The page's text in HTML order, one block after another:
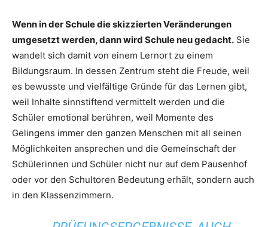
Wenn in der Schule die skizzierten Veränderungen
umgesetzt werden, dann wird Schule neu gedacht. Sie
wandelt sich damit von einem Lernort zu einem
Bildungsraum. In dessen Zentrum steht die Freude, weil
es bewusste und vielfältige Gründe für das Lernen gibt,
weil Inhalte sinnstiftend vermittelt werden und die
Schüler emotional berühren, weil Momente des
Gelingens immer den ganzen Menschen mit all seinen
Möglichkeiten ansprechen und die Gemeinschaft der
Schülerinnen und Schüler nicht nur auf dem Pausenhof
oder vor den Schultoren Bedeutung erhält, sondern auch
in den Klassenzimmern.